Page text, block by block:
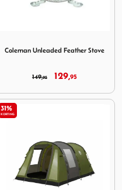
Coleman Unleaded Feather Stove
149,95 129,95
31%
KORTING